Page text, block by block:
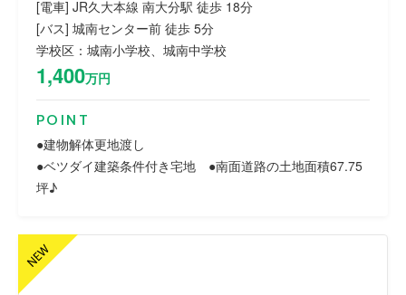
[電車] JR久大本線 南大分駅 徒歩 18分
[バス] 城南センター前 徒歩 5分
学校区：城南小学校、城南中学校
1,400万円
POINT
●建物解体更地渡し
●ベツダイ建築条件付き宅地 ●南面道路の土地面積67.75
坪♪